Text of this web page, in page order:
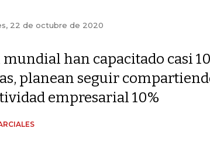
22 de octubre de 2020
han capacitado casi
planean seguir
empresarial 10%